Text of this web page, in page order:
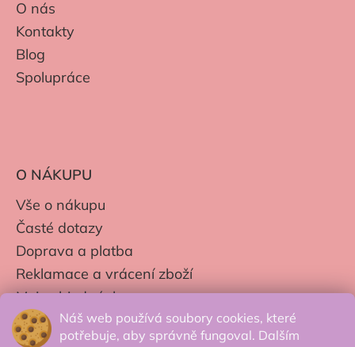
Náš web používá soubory cookies, které
potřebuje, aby správně fungoval. Dalším
O nás
Kontakty
Blog
Spolupráce
O NÁKUPU
Vše o nákupu
Časté dotazy
Doprava a platba
Reklamace a vrácení zboží
Moje objednávky
Obchodní podmínky
Zpracování os. údajů